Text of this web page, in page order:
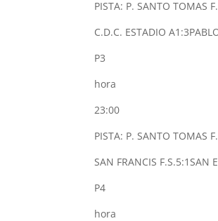
PISTA: P. SANTO TOMAS
C.D.C. ESTADIO A1:3
P3
hora
23:00
PISTA: P. SANTO TOMAS
SAN FRANCIS F.S.5:1SAN
P4
hora